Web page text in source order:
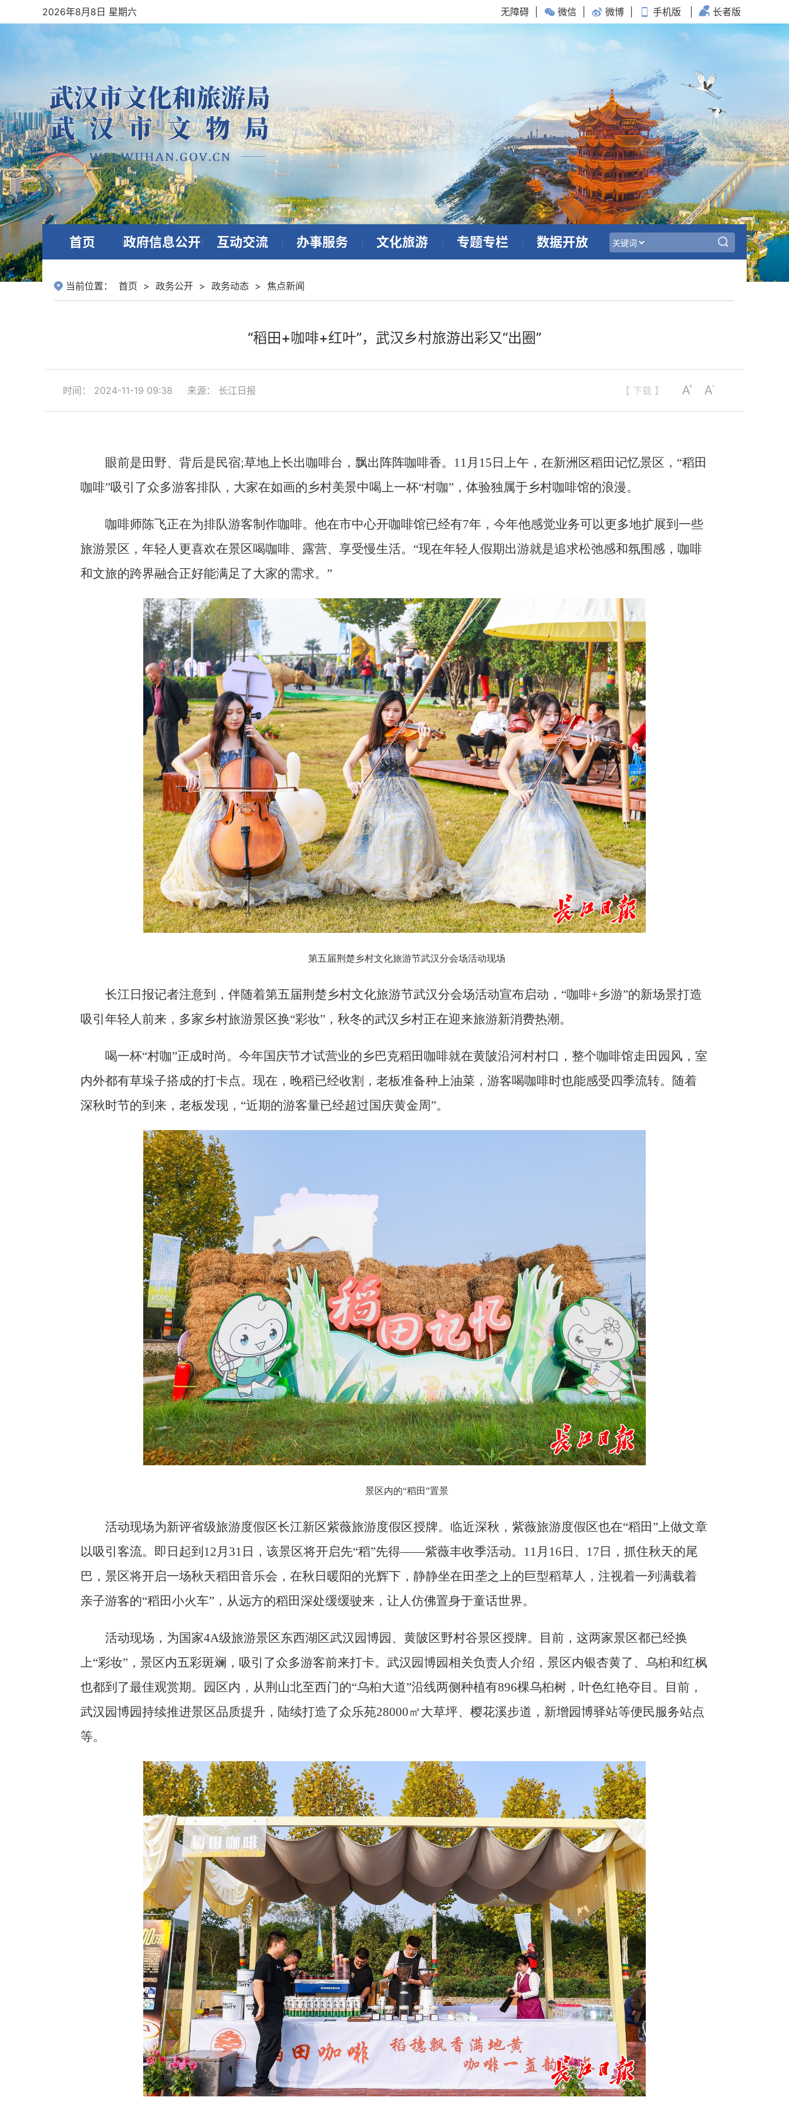
2026年8月8日 星期六 无障碍 微信 微博 手机版 长者版
首页 政府信息公开 互动交流 办事服务 文化旅游 专题专栏 数据开放
当前位置： 首页 > 政务公开 > 政务动态 > 焦点新闻
“稻田+咖啡+红叶”，武汉乡村旅游出彩又“出圈”
【 下载 】
时间： 2024-11-19 09:38 来源： 长江日报
眼前是田野、背后是民宿;草地上长出咖啡台，飘出阵阵咖啡香。11月15日上午，在新洲区稻田记忆景区，“稻田
咖啡”吸引了众多游客排队，大家在如画的乡村美景中喝上一杯“村咖”，体验独属于乡村咖啡馆的浪漫。
咖啡师陈飞正在为排队游客制作咖啡。他在市中心开咖啡馆已经有7年，今年他感觉业务可以更多地扩展到一些
旅游景区，年轻人更喜欢在景区喝咖啡、露营、享受慢生活。“现在年轻人假期出游就是追求松弛感和氛围感，咖啡
和文旅的跨界融合正好能满足了大家的需求。”
第五届荆楚乡村文化旅游节武汉分会场活动现场
长江日报记者注意到，伴随着第五届荆楚乡村文化旅游节武汉分会场活动宣布启动，“咖啡+乡游”的新场景打造
吸引年轻人前来，多家乡村旅游景区换“彩妆”，秋冬的武汉乡村正在迎来旅游新消费热潮。
喝一杯“村咖”正成时尚。今年国庆节才试营业的乡巴克稻田咖啡就在黄陂沿河村村口，整个咖啡馆走田园风，室
内外都有草垛子搭成的打卡点。现在，晚稻已经收割，老板准备种上油菜，游客喝咖啡时也能感受四季流转。随着
深秋时节的到来，老板发现，“近期的游客量已经超过国庆黄金周”。
景区内的“稻田”置景
活动现场为新评省级旅游度假区长江新区紫薇旅游度假区授牌。临近深秋，紫薇旅游度假区也在“稻田”上做文章
以吸引客流。即日起到12月31日，该景区将开启先“稻”先得——紫薇丰收季活动。11月16日、17日，抓住秋天的尾
巴，景区将开启一场秋天稻田音乐会，在秋日暖阳的光辉下，静静坐在田垄之上的巨型稻草人，注视着一列满载着
亲子游客的“稻田小火车”，从远方的稻田深处缓缓驶来，让人仿佛置身于童话世界。
活动现场，为国家4A级旅游景区东西湖区武汉园博园、黄陂区野村谷景区授牌。目前，这两家景区都已经换
上“彩妆”，景区内五彩斑斓，吸引了众多游客前来打卡。武汉园博园相关负责人介绍，景区内银杏黄了、乌桕和红枫
也都到了最佳观赏期。园区内，从荆山北至西门的“乌桕大道”沿线两侧种植有896棵乌桕树，叶色红艳夺目。目前，
武汉园博园持续推进景区品质提升，陆续打造了众乐苑28000㎡大草坪、樱花溪步道，新增园博驿站等便民服务站点
等。